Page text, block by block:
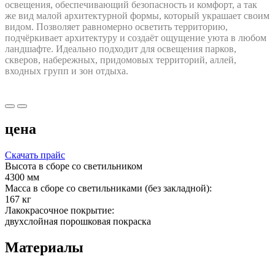
освещения, обеспечивающий безопасность и комфорт, а так
же вид малой архитектурной формы, который украшает своим
видом. Позволяет равномерно осветить территорию,
подчёркивает архитектуру и создаёт ощущение уюта в любом
ландшафте. Идеально подходит для освещения парков,
скверов, набережных, придомовых территорий, аллей,
входных групп и зон отдыха.
цена
Скачать прайс
Высота в сборе со светильником
4300 мм
Масса в сборе со светильниками (без закладной):
167 кг
Лакокрасочное покрытие:
двухслойная порошковая покраска
Материалы